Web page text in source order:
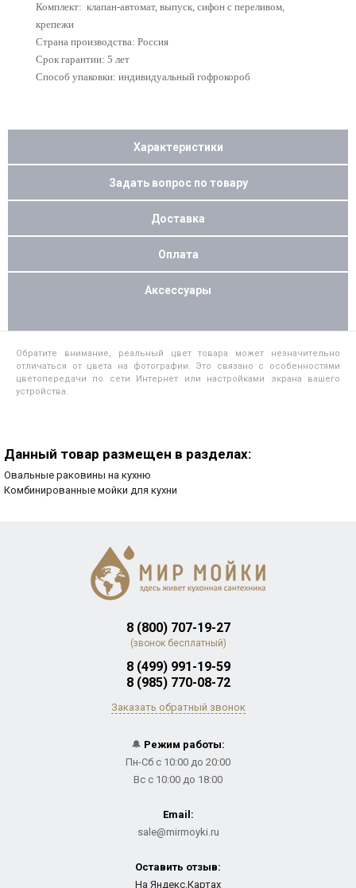
Комплект: клапан-автомат, выпуск, сифон с переливом,
крепежи
Страна производства: Россия
Срок гарантии: 5 лет
Способ упаковки: индивидуальный гофрокороб
Характеристики
Задать вопрос по товару
Доставка
Оплата
Аксессуары
Обратите внимание, реальный цвет товара может незначительно
отличаться от цвета на фотографии. Это связано с особенностями
цветопередачи по сети Интернет или настройками экрана вашего
устройства.
Данный товар размещен в разделах:
Овальные раковины на кухню
Комбинированные мойки для кухни
8 (800) 707-19-27
(звонок бесплатный)
8 (499) 991-19-59
8 (985) 770-08-72
Заказать обратный звонок
🔔 Режим работы:
Пн-Сб с 10:00 до 20:00
Вс с 10:00 до 18:00
Email:
sale@mirmoyki.ru
Оставить отзыв:
На Яндекс.Картах